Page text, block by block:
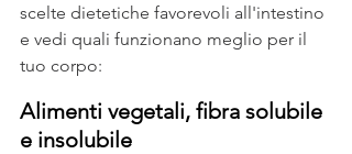
scelte dietetiche favorevoli all'intestino
e vedi quali funzionano meglio per il
tuo corpo:
Alimenti vegetali, fibra solubile
e insolubile